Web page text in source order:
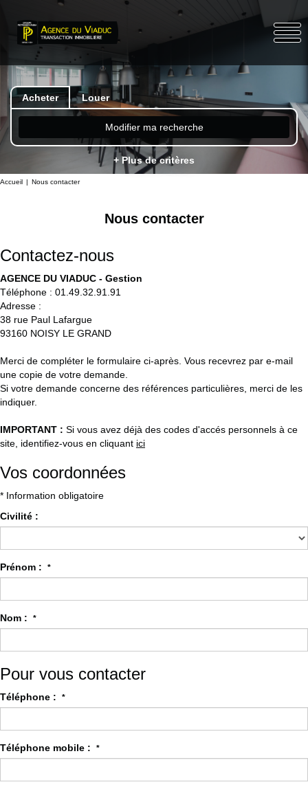
Acheter Louer
Modifier ma recherche
+ Plus de critères
Accueil Nous contacter
Nous contacter
Contactez-nous
AGENCE DU VIADUC - Gestion
Téléphone : 01.49.32.91.91
Adresse :
38 rue Paul Lafargue
93160 NOISY LE GRAND
Merci de compléter le formulaire ci-après. Vous recevrez par e-mail
une copie de votre demande.
Si votre demande concerne des références particulières, merci de les
indiquer.
IMPORTANT : Si vous avez déjà des codes d'accés personnels à ce
site, identifiez-vous en cliquant ici
Vos coordonnées
* Information obligatoire
Civilité :
Prénom : *
Nom : *
Pour vous contacter
Téléphone : *
Téléphone mobile : *